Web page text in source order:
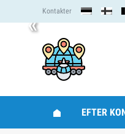
« Kontakter
EFTER